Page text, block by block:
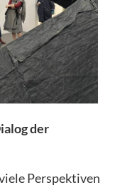
der
Perspektiven